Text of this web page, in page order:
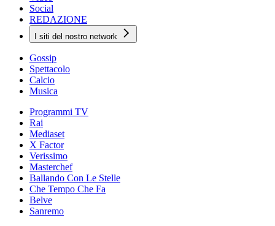
Social
REDAZIONE
I siti del nostro network
Gossip
Spettacolo
Calcio
Musica
Programmi TV
Rai
Mediaset
X Factor
Verissimo
Masterchef
Ballando Con Le Stelle
Che Tempo Che Fa
Belve
Sanremo